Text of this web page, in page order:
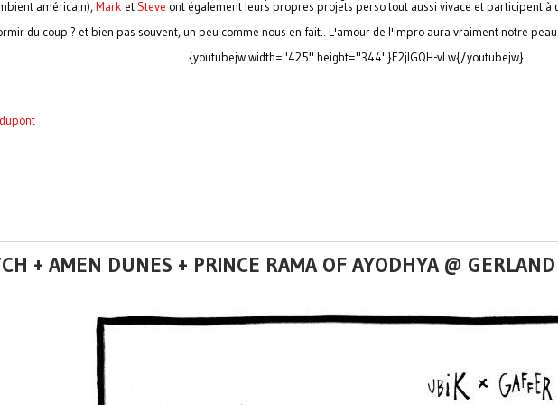
américain),Mark et Steve ont également leurs propres projets perso tout aussi vivace et participent
du coup ? et bien pas souvent, un peu comme nous en fait.. L'amour de l'impro aura vraiment notre
{youtubejw width="425" height="344"}E2jlGQH-vLw{/youtubejw}
+ AMEN DUNES + PRINCE RAMA OF AYODHYA @ GERLAND